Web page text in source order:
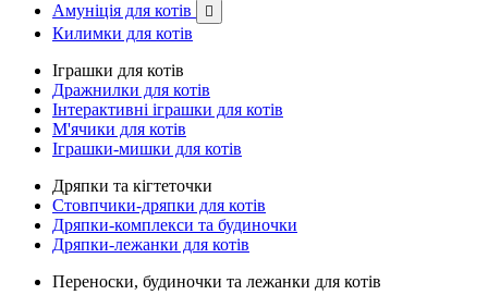
Амуніція для котів 
Килимки для котів
Іграшки для котів
Дражнилки для котів
Інтерактивні іграшки для котів
М'ячики для котів
Іграшки-мишки для котів
Дряпки та кігтеточки
Стовпчики-дряпки для котів
Дряпки-комплекси та будиночки
Дряпки-лежанки для котів
Переноски, будиночки та лежанки для котів